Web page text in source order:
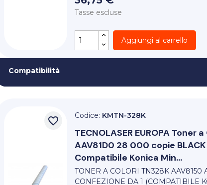
Tasse escluse
Aggiungi al carrello
Compatibilità
favorite_border Codice: KMTN-328K
TECNOLASER EUROPA Toner a
AAV81D0 28 000 copie
Compatibile Konica Min...
TONER A COLORI TN328K
CONFEZIONE DA 1 (COMPATIBILE